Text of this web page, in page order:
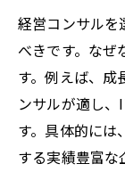
経営コンサルを
べきです。なぜ
す。例えば、成
ンサルが適し
す。具体的には
する実績豊富な